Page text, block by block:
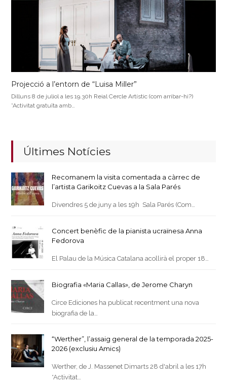
Projecció a l’entorn de “Luisa Miller”
Dilluns 8 de juliol a les 19.30h Reial Cercle Artístic (com arribar-hi?)
*Activitat gratuïta amb…
Últimes Notícies
Recomanem la visita comentada a càrrec de
l’artista Garikoitz Cuevas a la Sala Parés
Divendres 5 de juny a les 19h Sala Parés (Com…
Concert benèfic de la pianista ucraïnesa Anna
Fedorova
El Palau de la Música Catalana acollirà el proper 18…
Biografia «Maria Callas», de Jerome Charyn
Circe Ediciones ha publicat recentment una nova
biografia de la…
“Werther”, l’assaig general de la temporada 2025-
2026 (exclusiu Amics)
Werther, de J. Massenet Dimarts 28 d'abril a les 17h
*Activitat…